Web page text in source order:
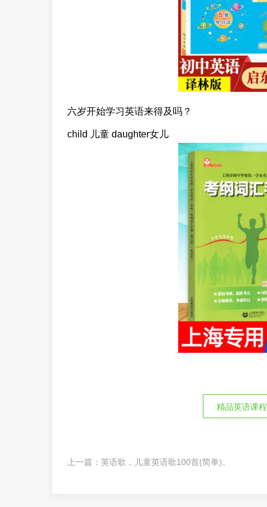
六岁开始学习英语来得及吗？
child 儿童 daughter女儿
精品英语课程
上一篇： 英语歌，儿童英语歌100首(简单)。